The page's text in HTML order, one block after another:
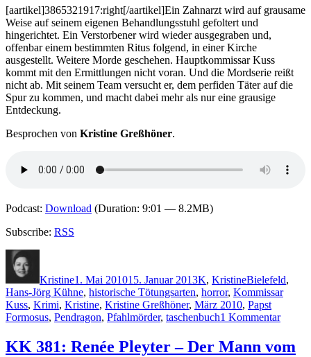
Löwe
–
Tod
an
der
Sparrenburg
[aartikel]3865321917:right[/aartikel]Ein Zahnarzt wird auf grausame
Weise auf seinem eigenen Behandlungsstuhl gefoltert und
hingerichtet. Ein Verstorbener wird wieder ausgegraben und,
offenbar einem bestimmten Ritus folgend, in einer Kirche
ausgestellt. Weitere Morde geschehen. Hauptkommissar Kuss
kommt mit den Ermittlungen nicht voran. Und die Mordserie reißt
nicht ab. Mit seinem Team versucht er, dem perfiden Täter auf die
Spur zu kommen, und macht dabei mehr als nur eine grausige
Entdeckung.
Besprochen von Kristine Greßhöner.
Podcast: Download (Duration: 9:01 — 8.2MB)
Subscribe: RSS
Kristine1. Mai 201015. Januar 2013K, KristineBielefeld,
Hans-Jörg Kühne, historische Tötungsarten, horror, Kommissar
Kuss, Krimi, Kristine, Kristine Greßhöner, März 2010, Papst
Formosus, Pendragon, Pfahlmörder, taschenbuch1 Kommentarzu
430:
Hans-
KK 381: Renée Pleyter – Der Mann vom